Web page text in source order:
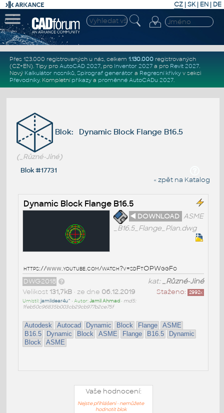
CZ | SK| EN | DE
Přes 123.000 registrovaných u nás, celkem 1.130.000registrovaných
(CZ+EN). Tipy pro AutoCAD 2027, pro Inventor 2027a pro Revit 2027.
Nový Kalkulátor nosníků, Spirograf generátor a Regresní křivkyv sekci
Převodníky. Kompletní příkazya proměnné AutoCADu 2027.
Blok: Dynamic Block Flange B16.5
(_Různé-Jiné)
Blok #17731
« zpět na Katalog
Dynamic Block Flange B16.5
◄ DOWNLOAD ASME
_B16.5_Flange_Plan.dwg
https://www.youtube.com/watch?v=sdFtOPWggFo
kat:_Různé-Jiné
DWG2018
Staženo: 2992x
Velikost 131,7kB• ze dne 06.12.2019
Umístil:jamildear4u^ • Autor:Jamil Ahmad• md5:
1feb50c96835b003cb29cb977b2ce75f
Autodesk Autocad Dynamic Block Flange
ASME
B16.5
Dynamic Block ASME Flange B16.5
Dynamic
Block
ASME
Vaše hodnocení:
Nejste přihlášeni - nemůžete
hodnotit blok